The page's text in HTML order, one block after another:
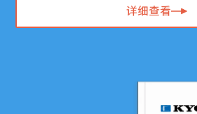
详细查看